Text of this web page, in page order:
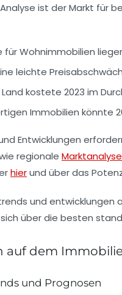
ist der Markt für
für Wohnimmobilien
leichte
kostete 2023 im
Immobilien könnte
Entwicklungen
regionale
hierund über das
auf dem
und Prognosen